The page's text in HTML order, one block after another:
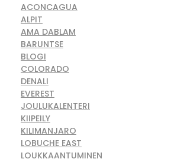
ACONCAGUA
ALPIT
AMA DABLAM
BARUNTSE
BLOGI
COLORADO
DENALI
EVEREST
JOULUKALENTERI
KIIPEILY
KILIMANJARO
LOBUCHE EAST
LOUKKAANTUMINEN